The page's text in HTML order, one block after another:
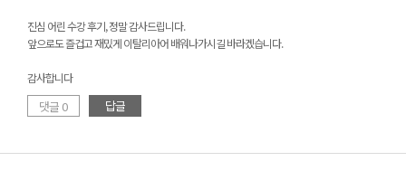
진심 어린 수강 후기, 정말 감사드립니다.
앞으로도 즐겁고 재밌게 이탈리아어 배워나가시길 바라겠습니다.
감사합니다
댓글 0 답글